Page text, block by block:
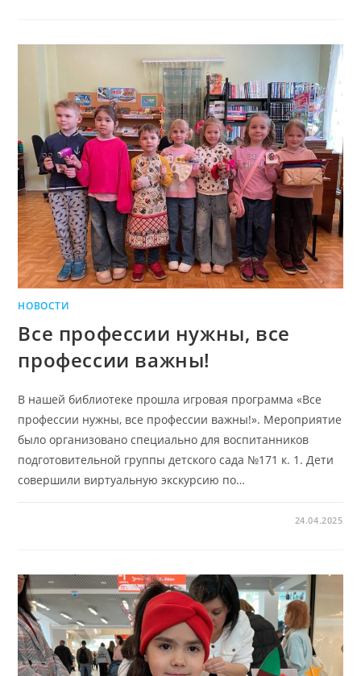
НОВОСТИ
Все профессии нужны, все
профессии важны!
В нашей библиотеке прошла игровая программа «Все
профессии нужны, все профессии важны!». Мероприятие
было организовано специально для воспитанников
подготовительной группы детского сада №171 к. 1. Дети
совершили виртуальную экскурсию по…
24.04.2025